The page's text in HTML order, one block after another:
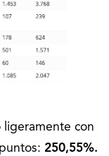
ligeramente con
250,55%.